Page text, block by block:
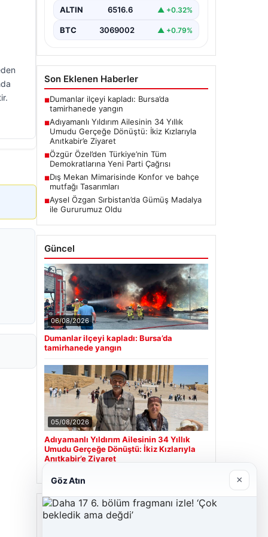
Zeynep Yıldırım (59) çifti, tam 34 yıl
ALTIN 6516.6 ▲ +0.32%
BTC 3069002 ▲ +0.79%
Son Eklenen Haberler
■Dumanlar ilçeyi kapladı: Bursa’da
tamirhanede yangın
■Adıyamanlı Yıldırım Ailesinin 34 Yıllık
Umudu Gerçeğe Dönüştü: İkiz Kızlarıyla
Anıtkabir’e Ziyaret
■Özgür Özel’den Türkiye’nin Tüm
Demokratlarına Yeni Parti Çağrısı
■Dış Mekan Mimarisinde Konfor ve bahçe
mutfağı Tasarımları
■Aysel Özgan Sırbistan’da Gümüş Madalya
ile Gururumuz Oldu
Güncel
06/08/2026
Dumanlar ilçeyi kapladı: Bursa’da
tamirhanede yangın
05/08/2026
Adıyamanlı Yıldırım Ailesinin 34 Yıllık
Umudu Gerçeğe Dönüştü: İkiz Kızlarıyla
Anıtkabir’e Ziyaret
Son Eklenen Firmalar
Göz Atın ×